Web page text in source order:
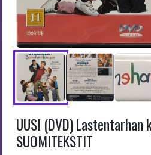
UUSI (DVD)
SUOMITEKSTIT